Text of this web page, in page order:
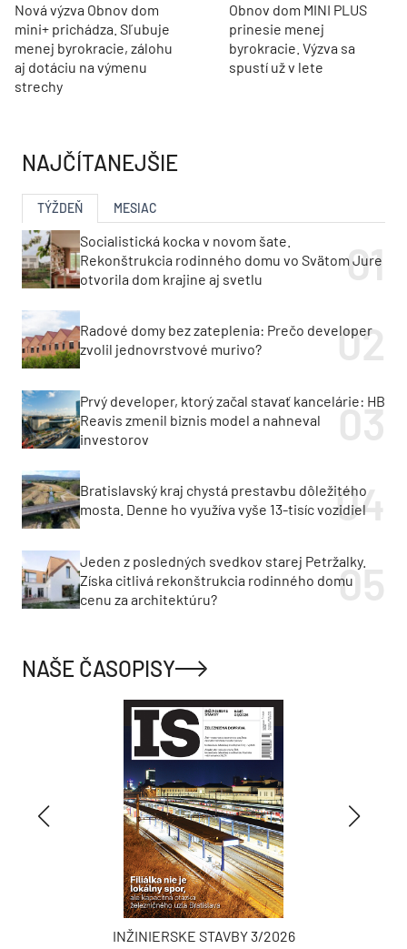
Nová výzva Obnov dom
mini+ prichádza. Sľubuje
menej byrokracie, zálohu
aj dotáciu na výmenu
strechy
Obnov dom MINI PLUS
prinesie menej
byrokracie. Výzva sa
spustí už v lete
NAJČÍTANEJŠIE
TÝŽDEŇ MESIAC
Socialistická kocka v novom šate.
Rekonštrukcia rodinného domu vo Svätom Jure
otvorila dom krajine aj svetlu
Radové domy bez zateplenia: Prečo developer
zvolil jednovrstvové murivo?
Prvý developer, ktorý začal stavať kancelárie: HB
Reavis zmenil biznis model a nahneval
investorov
Bratislavský kraj chystá prestavbu dôležitého
mosta. Denne ho využíva vyše 13-tisíc vozidiel
Jeden z posledných svedkov starej Petržalky.
Získa citlivá rekonštrukcia rodinného domu
cenu za architektúru?
NAŠE ČASOPISY
INŽINIERSKE STAVBY 3/2026